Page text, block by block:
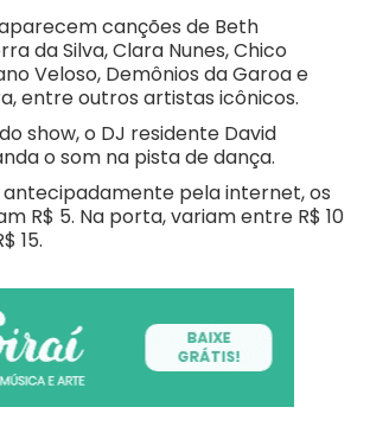
canções de Beth
da Silva, Clara Nunes, Chico
Veloso, Demônios da Garoa e
entre outros artistas icônicos.
show, o DJ residente David
o som na pista de dança.
pela internet, os
R$ 5. Na porta, variam entre R$ 10
15.